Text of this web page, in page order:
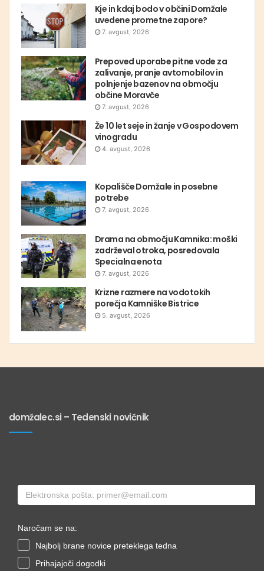
Kje in kdaj bodo v občini Domžale
uvedene prometne zapore?
7. avgust, 2026
Prepoved uporabe pitne vode za
zalivanje, pranje avtomobilov in
polnjenje bazenov na območju
občine Moravče
7. avgust, 2026
Že 10 let seje in žanje v Gospodovem
vinogradu
4. avgust, 2026
Kopališče Domžale in posebne
potrebe
7. avgust, 2026
Drama na območju Kamnika: moški
zadrževal otroka, posredovala
Specialna enota
7. avgust, 2026
Krizne razmere na vodotokih
porečja Kamniške Bistrice
5. avgust, 2026
domžalec.si – Tedenski novičnik
Naročam se na:
Najbolj brane novice preteklega tedna
Prihajajoči dogodki